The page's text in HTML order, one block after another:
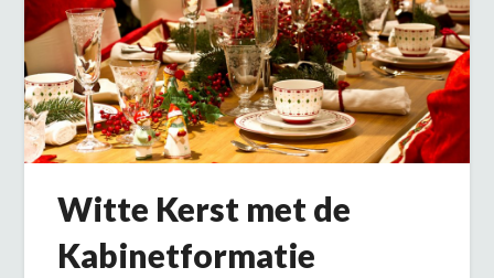
Witte Kerst met de
Kabinetformatie